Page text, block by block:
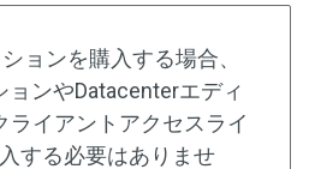
ョンを購入する場合、
ョンやDatacenterエディ
ライアントアクセスライ
する必要はありませ